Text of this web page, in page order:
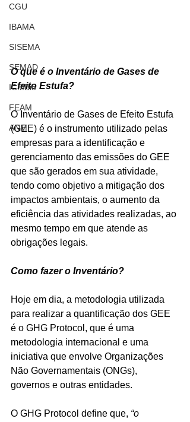
CGU
IBAMA
SISEMA
SEMAD
ICMBio
FEAM
ANM
O que é o Inventário de Gases de
Efeito Estufa?
O Inventário de Gases de Efeito Estufa
(GEE) é o instrumento utilizado pelas
empresas para a identificação e
gerenciamento das emissões do GEE
que são gerados em sua atividade,
tendo como objetivo a mitigação dos
impactos ambientais, o aumento da
eficiência das atividades realizadas, ao
mesmo tempo em que atende as
obrigações legais.
Como fazer o Inventário?
Hoje em dia, a metodologia utilizada
para realizar a quantificação dos GEE
é o GHG Protocol, que é uma
metodologia internacional e uma
iniciativa que envolve Organizações
Não Governamentais (ONGs),
governos e outras entidades.
O GHG Protocol define que, “o